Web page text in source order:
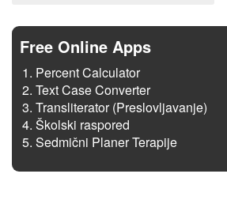
Free Online Apps
Percent Calculator
Text Case Converter
Transliterator (Preslovljavanje)
Školski raspored
Sedmični Planer Terapije